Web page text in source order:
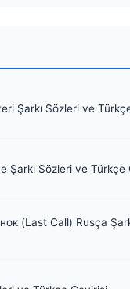
Şarkı Sözleri ve
Şarkı Sözleri ve Türkçe
(Last Call) Rusça